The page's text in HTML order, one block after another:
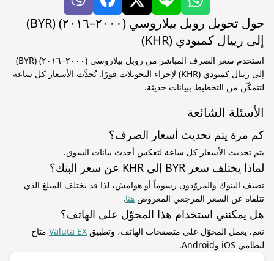
حول تحويل روبل بيلاروسي (٢٠٠٠–٢٠١٦) (BYR)
إلى رييال كمبودي (KHR)
استخدم سعر الصرف المباشر من روبل بيلاروسي (٢٠٠٠–٢٠١٦) (BYR)
إلى رييال كمبودي (KHR) لإجراء التحويلات فورًا. تُحدَّث الأسعار كل ساعة
لتتمكّن من التخطيط ببيانات حديثة.
الأسئلة الشائعة
كم مرة يتم تحديث أسعار الصرف؟
يتم تحديث الأسعار كل ساعة لتعكس أحدث بيانات السوق.
لماذا يختلف سعر BYR إلى KHR عن سعر البنك؟
تضيف البنوك والمزوّدون رسوماً أو هوامش، لذا قد يختلف المبلغ الذي
تتلقاه عن السعر المرجعي المعروض هنا.
هل يمكنني استخدام هذا المحوّل على الهاتف؟
نعم. يعمل المحوّل على متصفحات الهاتف، وتطبيق Valuta EX متاح
لنظامي iOS وAndroid.